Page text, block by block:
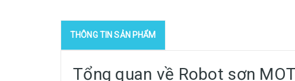
THÔNG TIN SẢN PHẨM
Tổng quan về Robot sơn